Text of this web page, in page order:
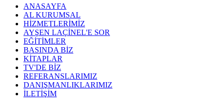
ANASAYFA
AL KURUMSAL
HİZMETLERİMİZ
AYŞEN LAÇİNEL'E SOR
EĞİTİMLER
BASINDA BİZ
KİTAPLAR
TV'DE BİZ
REFERANSLARIMIZ
DANIŞMANLIKLARIMIZ
İLETİŞİM